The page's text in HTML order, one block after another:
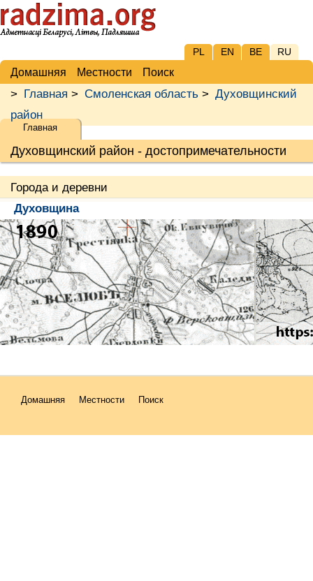
PL EN BE RU
Домашняя Местности Поиск
> Главная > Смоленская область > Духовщинский
район
Духовщинский район - достопримечательности
Главная
Города и деревни
Духовщина
Домашняя Местности Поиск